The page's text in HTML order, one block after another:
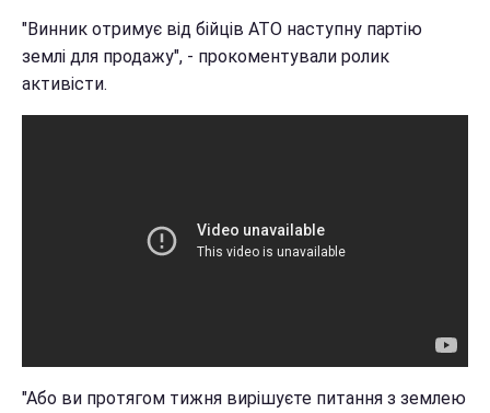
"Винник отримує від бійців АТО наступну партію
землі для продажу", - прокоментували ролик
активісти.
"Або ви протягом тижня вирішуєте питання з землею